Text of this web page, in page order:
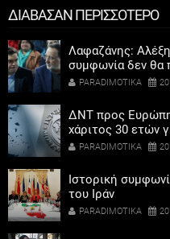
ΔΙΑΒΑΣΑΝ ΠΕΡΙΣΣΟΤΕΡΟ
Λαφαζάνης:
συμφωνία δεν θα
PARADIMOTIKA
ΔΝΤ προς
χάριτος 30 ετών
PARADIMOTIKA
Ιστορική
του Ιράν
PARADIMOTIKA